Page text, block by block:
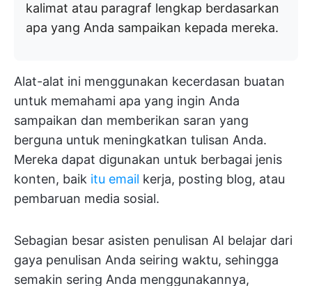
kalimat atau paragraf lengkap berdasarkan
apa yang Anda sampaikan kepada mereka.
Alat-alat ini menggunakan kecerdasan buatan
untuk memahami apa yang ingin Anda
sampaikan dan memberikan saran yang
berguna untuk meningkatkan tulisan Anda.
Mereka dapat digunakan untuk berbagai jenis
konten, baik itu email kerja, posting blog, atau
pembaruan media sosial.
Sebagian besar asisten penulisan AI belajar dari
gaya penulisan Anda seiring waktu, sehingga
semakin sering Anda menggunakannya,